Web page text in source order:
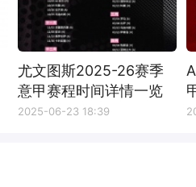
尤文图斯2025-26赛季
意甲赛程时间详情一览
2025-06-23 18:39